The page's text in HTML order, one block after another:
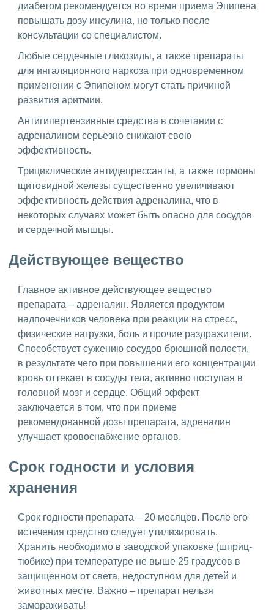
диабетом рекомендуется во время приема Эпипена
повышать дозу инсулина, но только после
консультации со специалистом.
Любые сердечные гликозиды, а также препараты
для ингаляционного наркоза при одновременном
применении с Эпипеном могут стать причиной
развития аритмии.
Антигипертензивные средства в сочетании с
адреналином серьезно снижают свою
эффективность.
Трициклические антидепрессанты, а также гормоны
щитовидной железы существенно увеличивают
эффективность действия адреналина, что в
некоторых случаях может быть опасно для сосудов
и сердечной мышцы.
Действующее вещество
Главное активное действующее вещество
препарата – адреналин. Является продуктом
надпочечников человека при реакции на стресс,
физические нагрузки, боль и прочие раздражители.
Способствует сужению сосудов брюшной полости,
в результате чего при повышении его концентрации
кровь оттекает в сосуды тела, активно поступая в
головной мозг и сердце. Общий эффект
заключается в том, что при приеме
рекомендованной дозы препарата, адреналин
улучшает кровоснабжение органов.
Срок годности и условия
хранения
Срок годности препарата – 20 месяцев. После его
истечения средство следует утилизировать.
Хранить необходимо в заводской упаковке (шприц-
тюбике) при температуре не выше 25 градусов в
защищенном от света, недоступном для детей и
животных месте. Важно – препарат нельзя
замораживать!